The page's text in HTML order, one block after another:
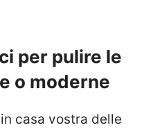
per pulire le
o moderne
casa vostra delle